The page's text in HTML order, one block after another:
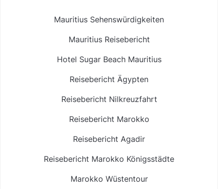
Mauritius Sehenswürdigkeiten
Mauritius Reisebericht
Hotel Sugar Beach Mauritius
Reisebericht Ägypten
Reisebericht Nilkreuzfahrt
Reisebericht Marokko
Reisebericht Agadir
Reisebericht Marokko Königsstädte
Marokko Wüstentour